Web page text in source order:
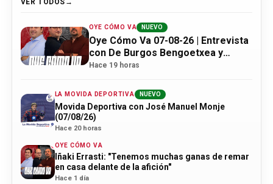
OYE CÓMO VA NUEVO
Oye Cómo Va 07-08-26 | Entrevista
con De Burgos Bengoetxea y
actualidad Athletic
Hace 19 horas
LA MOVIDA DEPORTIVA NUEVO
Movida Deportiva con José Manuel Monje
(07/08/26)
Hace 20 horas
OYE CÓMO VA
Iñaki Errasti: "Tenemos muchas ganas de remar
en casa delante de la afición"
Hace 1 día